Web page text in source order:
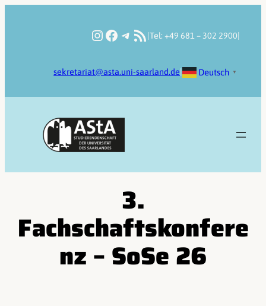
Instagram
Facebook
Telegram
RSS-Feed
|Tel: +49 681 – 302 2900
sekretariat@asta.uni-saarland.de | Deutsch ▼
3.
Fachschaftskonfere
nz – SoSe 26